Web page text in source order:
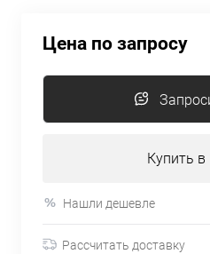
Цена по запросу
Купить в
Нашли дешевле
Рассчитать доставку